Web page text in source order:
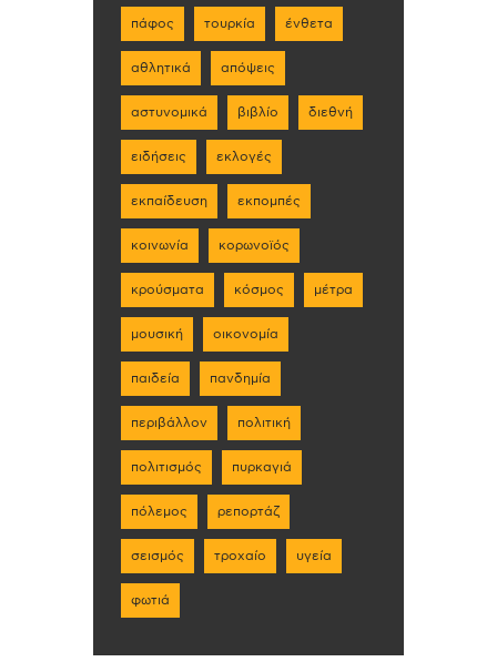
πάφος τουρκία ένθετα
αθλητικά απόψεις
αστυνομικά βιβλίο διεθνή
ειδήσεις εκλογές
εκπαίδευση εκπομπές
κοινωνία κορωνοϊός
κρούσματα κόσμος μέτρα
μουσική οικονομία
παιδεία πανδημία
περιβάλλον πολιτική
πολιτισμός πυρκαγιά
πόλεμος ρεπορτάζ
σεισμός τροχαίο υγεία
φωτιά